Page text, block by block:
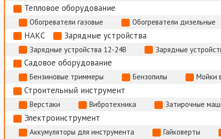
Тепловое оборудование
Обогреватели газовые Обогреватели дизельные
НАКС Зарядные устройства
Зарядные устройства 12-24В Зарядные
Садовое оборудование
Бензиновые триммеры Бензопилы Мойки
Строительный инструмент
Верстаки Вибротехника Затирочные
Электроинструмент
Аккумуляторы для инструмента
Гайковерты